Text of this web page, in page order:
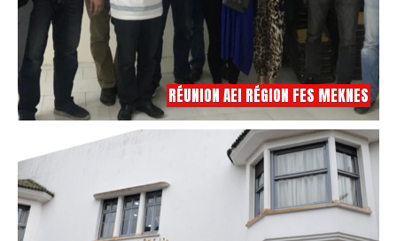
RÉUNION AEI RÉGION FES MEKNES